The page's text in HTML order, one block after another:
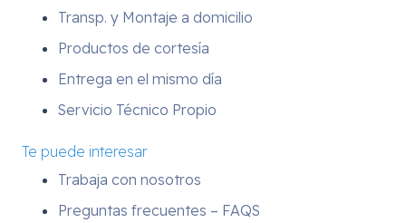
Transp. y Montaje a domicilio
Productos de cortesía
Entrega en el mismo día
Servicio Técnico Propio
Te puede interesar
Trabaja con nosotros
Preguntas frecuentes – FAQS